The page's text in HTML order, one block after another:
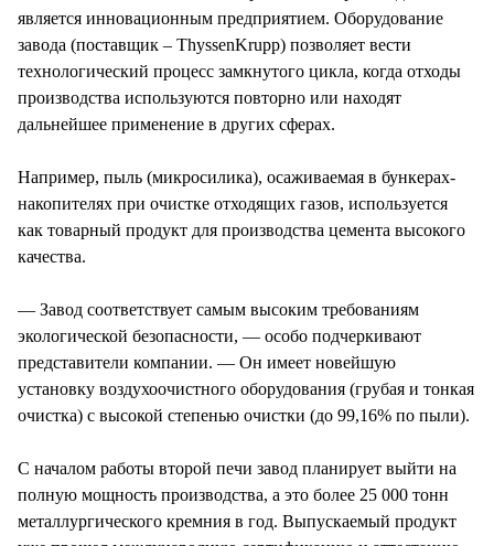
является инновационным предприятием. Оборудование
завода (поставщик – ThyssenKrupp) позволяет вести
технологический процесс замкнутого цикла, когда отходы
производства используются повторно или находят
дальнейшее применение в других сферах.
Например, пыль (микросилика), осаживаемая в бункерах-
накопителях при очистке отходящих газов, используется
как товарный продукт для производства цемента высокого
качества.
— Завод соответствует самым высоким требованиям
экологической безопасности, — особо подчеркивают
представители компании. — Он имеет новейшую
установку воздухоочистного оборудования (грубая и тонкая
очистка) с высокой степенью очистки (до 99,16% по пыли).
С началом работы второй печи завод планирует выйти на
полную мощность производства, а это более 25 000 тонн
металлургического кремния в год. Выпускаемый продукт